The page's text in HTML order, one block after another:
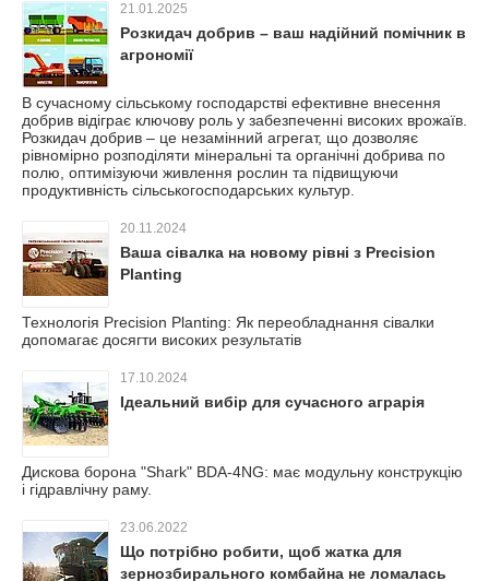
21.01.2025
Розкидач добрив – ваш надійний помічник в
агрономії
В сучасному сільському господарстві ефективне внесення
добрив відіграє ключову роль у забезпеченні високих врожаїв.
Розкидач добрив – це незамінний агрегат, що дозволяє
рівномірно розподіляти мінеральні та органічні добрива по
полю, оптимізуючи живлення рослин та підвищуючи
продуктивність сільськогосподарських культур.
20.11.2024
Ваша сівалка на новому рівні з Precision
Planting
Технологія Precision Planting: Як переобладнання сівалки
допомагає досягти високих результатів
17.10.2024
Ідеальний вибір для сучасного аграрія
Дискова борона "Shark" BDA-4NG: має модульну конструкцію
і гідравлічну раму.
23.06.2022
Що потрібно робити, щоб жатка для
зернозбирального комбайна не ломалась